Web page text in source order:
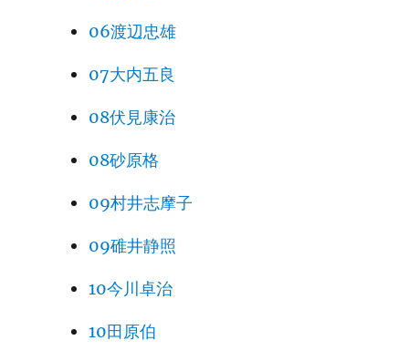
06渡辺忠雄
07大内五良
08伏見康治
08砂原格
09村井志摩子
09碓井静照
10今川卓治
10田原伯